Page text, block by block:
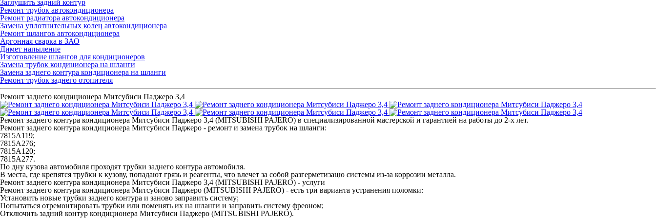
Заглушить задний контур
Ремонт трубок автокондиционера
Ремонт радиатора автокондиционера
Замена уплотнительных колец автокондиционера
Ремонт шлангов автокондиционера
Аргонная сварка в ЗАО
Димет напыление
Изготовление шлангов для кондиционеров
Замена трубок кондиционера на шланги
Замена заднего контура кондиционера на шланги
Ремонт трубок заднего отопителя
Ремонт заднего кондиционера Митсубиси Паджеро 3,4
Ремонт заднего контура кондиционера Митсубиси Паджеро 3,4 (MITSUBISHI PAJERO) в специализированной мастерской и гарантией на работы до 2-х лет.
Ремонт заднего контура кондиционера Митсубиси Паджеро - ремонт и замена трубок на шланги:
7815А119;
7815А276;
7815А120;
7815А277.
По дну кузова автомобиля проходят трубки заднего контура автомобиля.
В места, где крепятся трубки к кузову, попадают грязь и реагенты, что влечет за собой разгерметизацю системы из-за коррозии металла.
Ремонт заднего контура кондиционера Митсубиси Паджеро 3,4 (MITSUBISHI PAJERO) - услуги
Ремонт заднего контура кондиционера Митсубиси Паджеро (MITSUBISHI PAJERO) - есть три варианта устранения поломки:
Установить новые трубки заднего контура и заново заправить систему;
Попытаться отремонтировать трубки или поменять их на шланги и заправить систему фреоном;
Отключить задний контур кондиционера Митсубиси Паджеро (MITSUBISHI PAJERO).